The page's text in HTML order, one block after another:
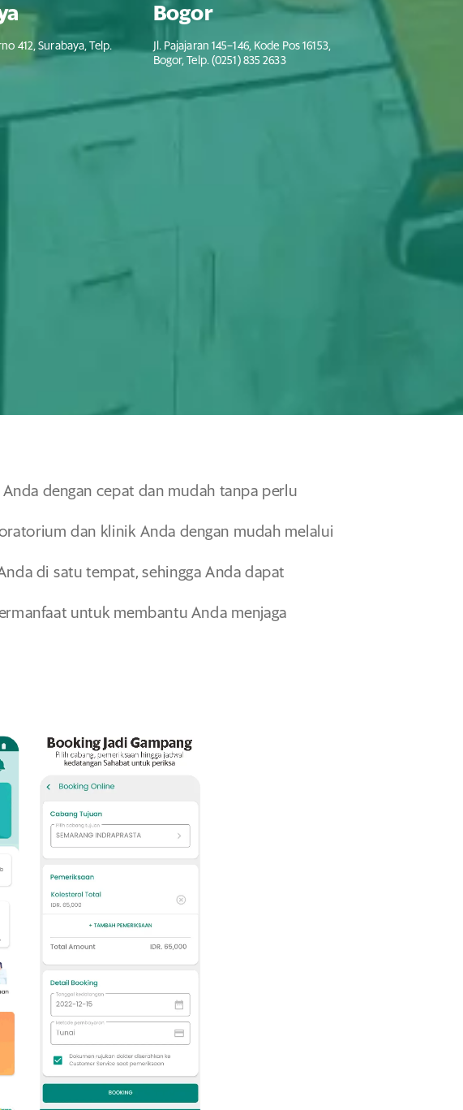
412, Surabaya, Telp.
Bogor
Jl. Pajajaran 145–146, Kode Pos 16153,
Bogor, Telp. (0251) 835 2633
dengan cepat dan mudah tanpa perlu
dan klinik Anda dengan mudah melalui
di satu tempat, sehingga Anda dapat
untuk membantu Anda menjaga